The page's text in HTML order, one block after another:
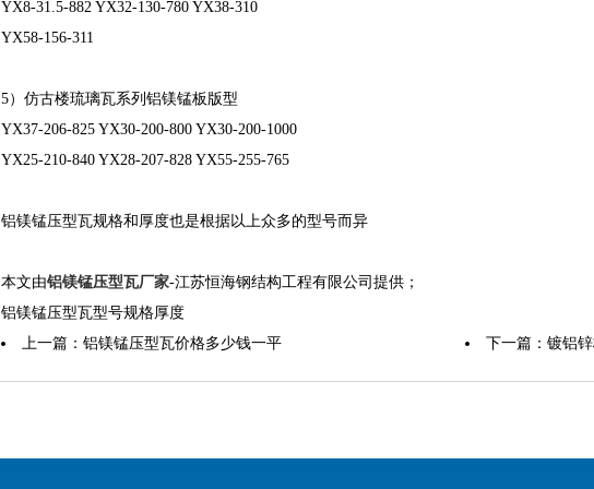
YX8-31.5-882 YX32-130-780 YX38-310
YX58-156-311
5）仿古楼琉璃瓦系列铝镁锰板版型
YX37-206-825 YX30-200-800 YX30-200-1000
YX25-210-840 YX28-207-828 YX55-255-765
铝镁锰压型瓦规格和厚度也是根据以上众多的型号而异
本文由铝镁锰压型瓦厂家-江苏恒海钢结构工程有限公司提供；
铝镁锰压型瓦型号规格厚度
上一篇： 铝镁锰压型瓦价格多少钱一平 下一篇： 镀铝